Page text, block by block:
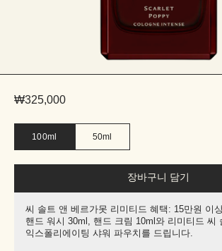
₩325,000
100ml 50ml
장바구니 담기
씨 솔트 앤 베르가못 리미티드 혜택: 15만원 이
핸드 워시 30ml, 핸드 크림 10ml와 리미티드 씨
익스폴리에이팅 샤워 파우치를 드립니다.